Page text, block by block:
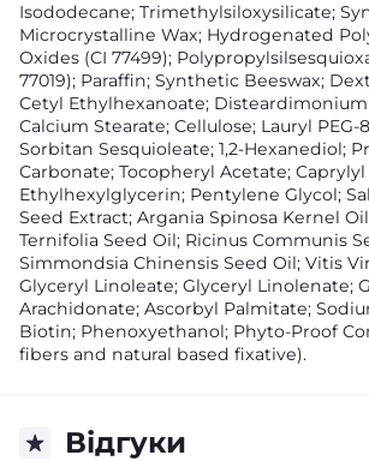
Isododecane; Trimethylsiloxysilicate;
Microcrystalline Wax; Hydrogenated
Oxides (CI 77499);
77019); Paraffin; Synthetic Beeswax;
Cetyl Ethylhexanoate;
Calcium Stearate; Cellulose; Lauryl
Sorbitan Sesquioleate; 1,2-Hexanediol;
Carbonate; Tocopheryl Acetate; Caprylyl
Ethylhexylglycerin; Pentylene Glycol;
Seed Extract; Argania Spinosa Kernel
Ternifolia Seed Oil; Ricinus Communis
Simmondsia Chinensis Seed Oil; Vitis
Glyceryl Linoleate; Glyceryl Linolenate;
Arachidonate; Ascorbyl Palmitate;
Biotin; Phenoxyethanol; Phyto-Proof
fibers and natural based fixative).
Відгуки